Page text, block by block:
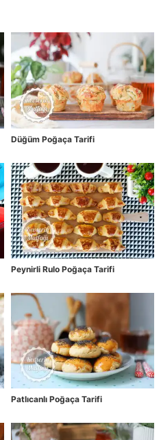
Düğüm Poğaça Tarifi
Peynirli Rulo Poğaça Tarifi
Patlıcanlı Poğaça Tarifi